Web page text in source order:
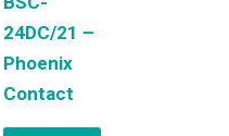
24DC/21 –
Phoenix
Contact